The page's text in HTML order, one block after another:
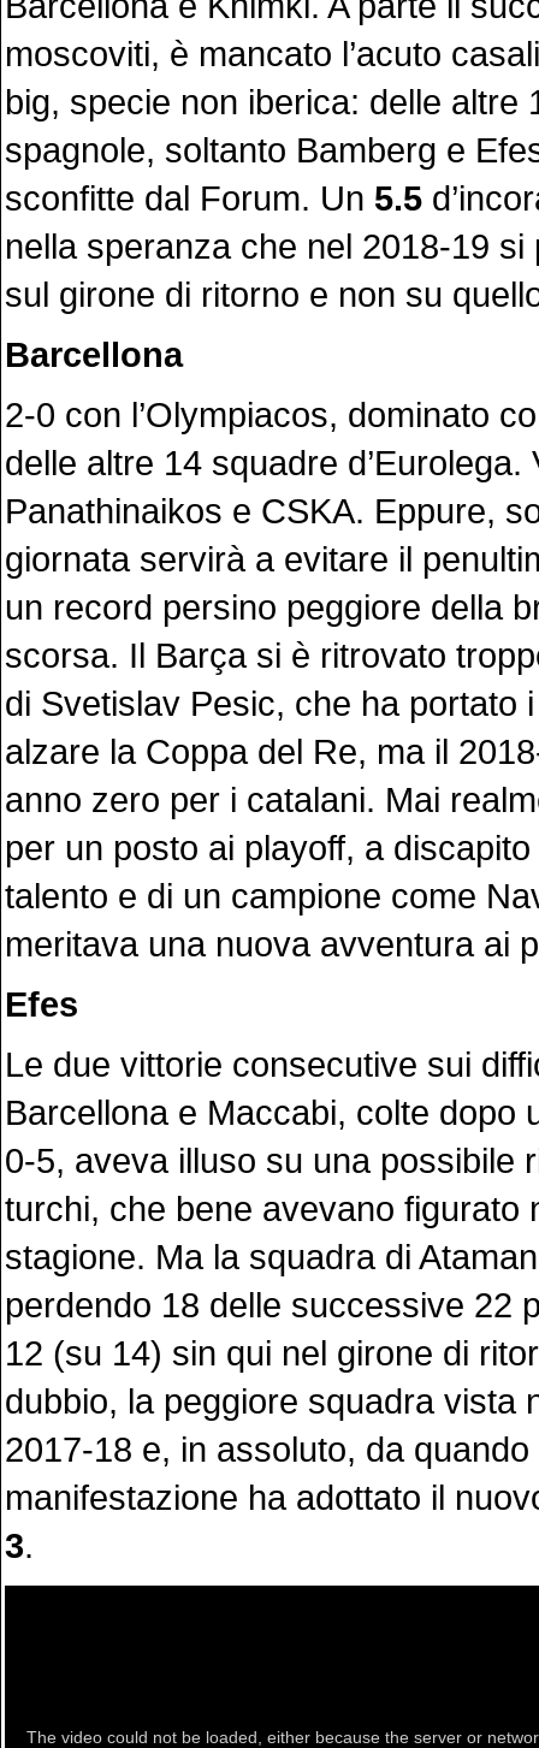
moscoviti, è mancato l’acuto
big, specie non iberica: delle altre
spagnole, soltanto Bamberg e
sconfitte dal Forum. Un 5.5
nella speranza che nel 2018-19
sul girone di ritorno e non su
Barcellona
2-0 con l’Olympiacos, dominato
delle altre 14 squadre d’Eurolega.
Panathinaikos e CSKA. Eppure,
giornata servirà a evitare il
un record persino peggiore della
scorsa. Il Barça si è ritrovato
di Svetislav Pesic, che ha portato
alzare la Coppa del Re, ma il
anno zero per i catalani. Mai
per un posto ai playoff, a discapito
talento e di un campione come
meritava una nuova avventura ai
Efes
Le due vittorie consecutive sui
Barcellona e Maccabi, colte dopo
0-5, aveva illuso su una possibile
turchi, che bene avevano figurato
stagione. Ma la squadra di
perdendo 18 delle successive 22
12 (su 14) sin qui nel girone di
dubbio, la peggiore squadra vista
2017-18 e, in assoluto, da quando
manifestazione ha adottato il
3.
The video could not be loaded, either because the server or